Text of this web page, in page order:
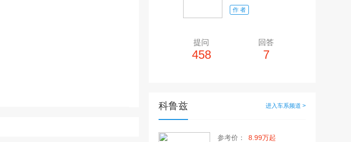
作 者
提问
458
回答
7
科鲁兹 进入车系频道 >
参考价：
8.99万起
上传视频最多10个，单个视频小于200M